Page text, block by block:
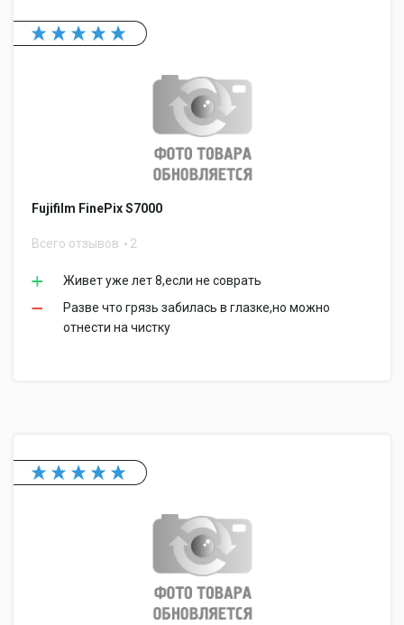
Fujifilm FinePix S7000
Всего отзывов 2
Живет уже лет 8,если не соврать
Разве что грязь забилась в глазке,но можно
отнести на чистку